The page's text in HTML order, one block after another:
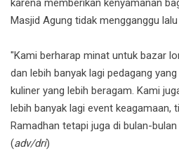
karena memberikan kenyamanan
Masjid Agung tidak mengganggu
"Kami berharap minat untuk bazar
dan lebih banyak lagi pedagang
kuliner yang lebih beragam. Kami
lebih banyak lagi event keagamaan,
Ramadhan tetapi juga di bulan-
(adv/dri)